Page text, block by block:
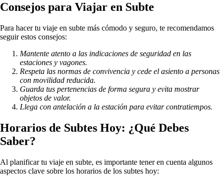
Consejos para Viajar en Subte
Para hacer tu viaje en subte más cómodo y seguro, te recomendamos
seguir estos consejos:
Mantente atento a las indicaciones de seguridad en las
estaciones y vagones.
Respeta las normas de convivencia y cede el asiento a personas
con movilidad reducida.
Guarda tus pertenencias de forma segura y evita mostrar
objetos de valor.
Llega con antelación a la estación para evitar contratiempos.
Horarios de Subtes Hoy: ¿Qué Debes
Saber?
Al planificar tu viaje en subte, es importante tener en cuenta algunos
aspectos clave sobre los horarios de los subtes hoy: